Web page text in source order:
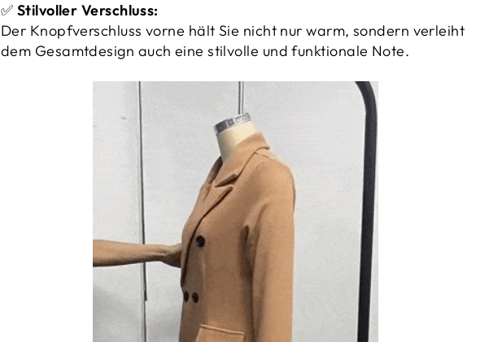
✅ Stilvoller Verschluss:
Der Knopfverschluss vorne hält Sie nicht nur warm, sondern verleiht
dem Gesamtdesign auch eine stilvolle und funktionale Note.